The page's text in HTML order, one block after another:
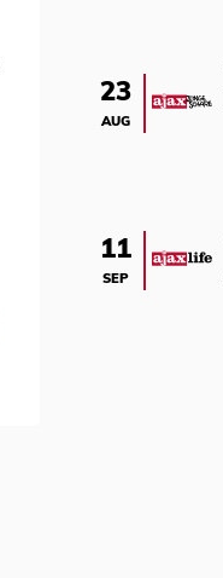
23
AUG
11
SEP